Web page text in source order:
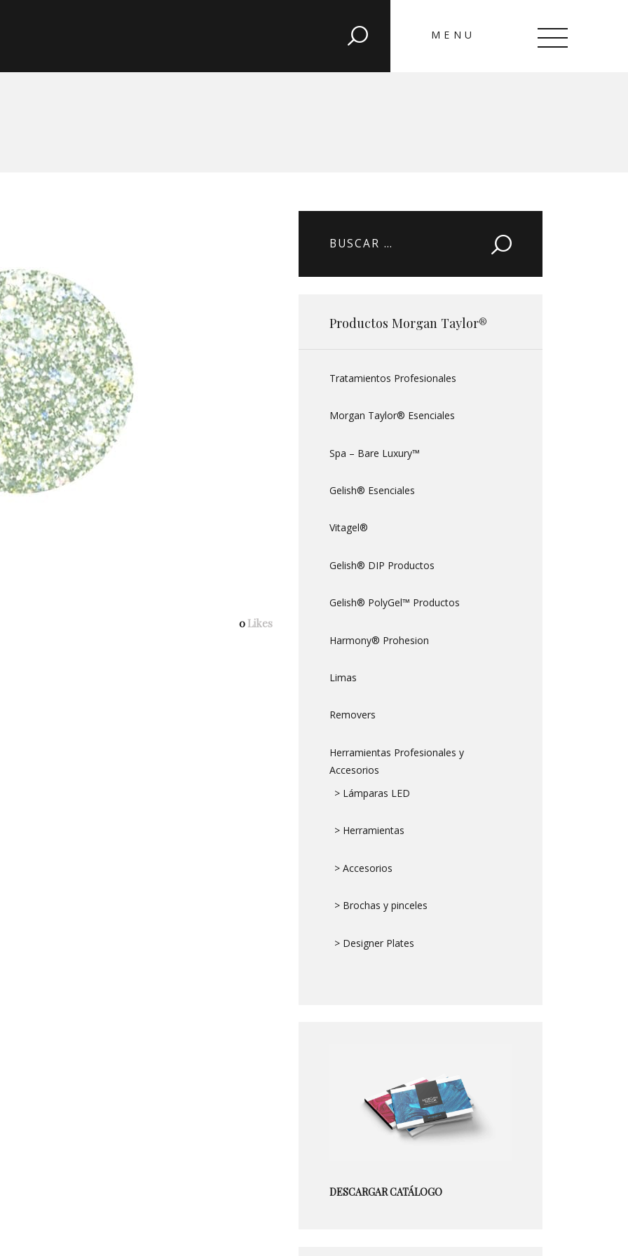
MENU
CLOSE
0 Likes
Buscar:
Productos Morgan Taylor®
Tratamientos Profesionales
Morgan Taylor® Esenciales
Spa – Bare Luxury™
Gelish® Esenciales
Vitagel®
Gelish® DIP Productos
Gelish® PolyGel™ Productos
Harmony® Prohesion
Limas
Removers
Herramientas Profesionales y
Accesorios
> Lámparas LED
> Herramientas
> Accesorios
> Brochas y pinceles
> Designer Plates
DESCARGAR CATÁLOGO